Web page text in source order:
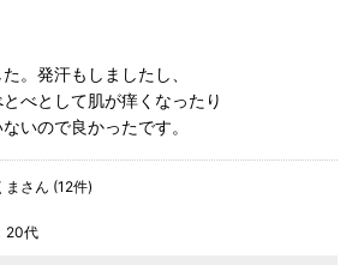
。発汗もしましたし、
べとして肌が痒くなったり
いので良かったです。
まさん (12件)
20代